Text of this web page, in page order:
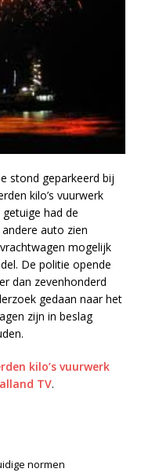
stond geparkeerd bij
kilo’s vuurwerk
had de
auto zien
mogelijk
De politie opende
dan zevenhonderd
gedaan naar het
zijn in beslag
kilo’s vuurwerk
TV.
normen